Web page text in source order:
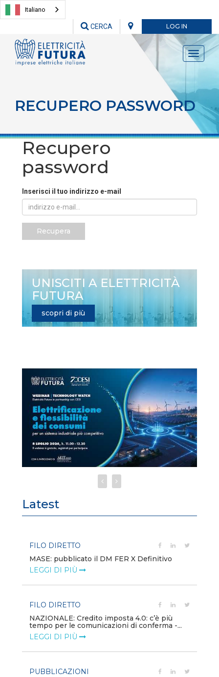
Italiano
LOG IN
CERCA
Toggle
RECUPERO PASSWORD
Recupero
password
Inserisci il tuo indirizzo e-mail
Recupera
UNISCITI A ELETTRICITÀ
FUTURA
scopri di più
Latest
FILO DIRETTO
MASE: pubblicato il DM FER X Definitivo
LEGGI DI PIÙ
FILO DIRETTO
NAZIONALE: Credito imposta 4.0: c’è più
tempo per le comunicazioni di conferma -...
LEGGI DI PIÙ
PUBBLICAZIONI